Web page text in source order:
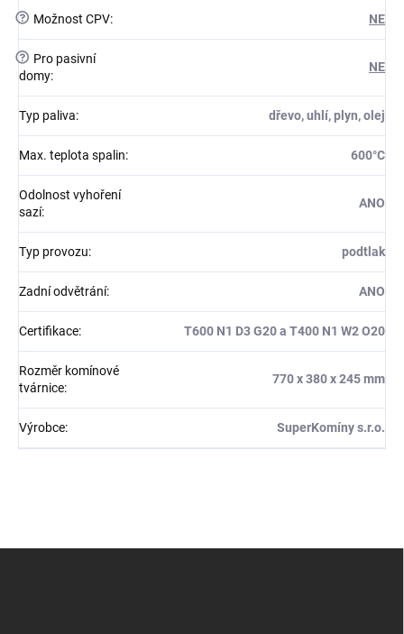
? Možnost CPV: NE
?
Pro pasivní
domy:
NE
Typ paliva: dřevo, uhlí, plyn, olej
Max. teplota spalin: 600°C
Odolnost vyhoření
sazí:
ANO
Typ provozu: podtlak
Zadní odvětrání: ANO
Certifikace: T600 N1 D3 G20 a T400 N1 W2 O20
Rozměr komínové
tvárnice:
770 x 380 x 245 mm
Výrobce: SuperKomíny s.r.o.